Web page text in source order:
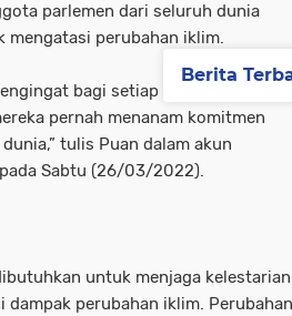
parlemen dari seluruh dunia
mengatasi perubahan iklim.
bagi setiap delegasi saat
pernah menanam komitmen
tulis Puan dalam akun
Sabtu (26/03/2022).
untuk menjaga kelestarian
perubahan iklim. Perubahan
Berita